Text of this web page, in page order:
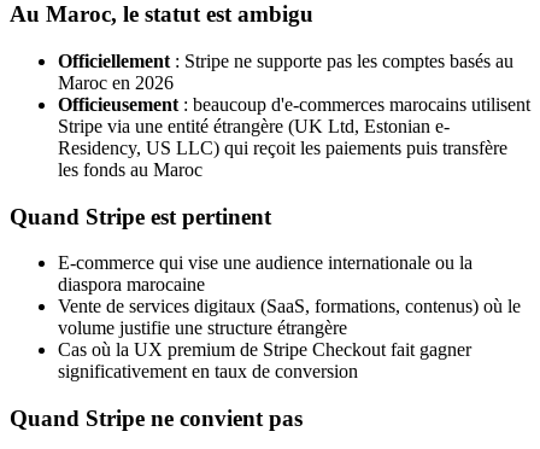
Au Maroc, le statut est ambigu
Officiellement : Stripe ne supporte pas les comptes basés au
Maroc en 2026
Officieusement : beaucoup d'e-commerces marocains utilisent
Stripe via une entité étrangère (UK Ltd, Estonian e-
Residency, US LLC) qui reçoit les paiements puis transfère
les fonds au Maroc
Quand Stripe est pertinent
E-commerce qui vise une audience internationale ou la
diaspora marocaine
Vente de services digitaux (SaaS, formations, contenus) où le
volume justifie une structure étrangère
Cas où la UX premium de Stripe Checkout fait gagner
significativement en taux de conversion
Quand Stripe ne convient pas